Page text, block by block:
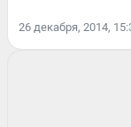
26 декабря, 2014,